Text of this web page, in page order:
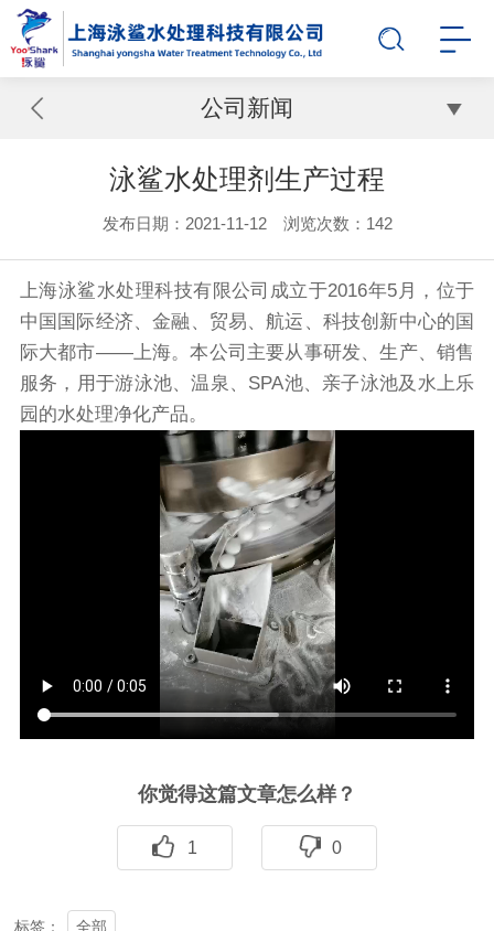
公司新闻
泳鲨水处理剂生产过程
发布日期：2021-11-12 浏览次数： 142
上海泳鲨水处理科技有限公司成立于2016年5月，位于
中国国际经济、金融、贸易、航运、科技创新中心的国
际大都市——上海。本公司主要从事研发、生产、销售
服务，用于游泳池、温泉、SPA池、亲子泳池及水上乐
园的水处理净化产品。
你觉得这篇文章怎么样？
1 0
标签： 全部